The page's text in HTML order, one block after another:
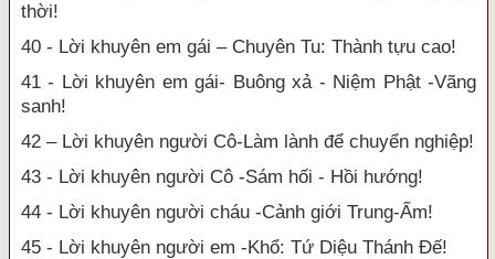
thời!
40 - Lời khuyên em gái – Chuyên Tu: Thành tựu cao!
41 - Lời khuyên em gái- Buông xả - Niệm Phật -Vãng
sanh!
42 – Lời khuyên người Cô-Làm lành để chuyển nghiệp!
43 - Lời khuyên người Cô -Sám hối - Hồi hướng!
44 - Lời khuyên người cháu -Cảnh giới Trung-Ấm!
45 - Lời khuyên người em -Khổ: Tứ Diệu Thánh Đế!